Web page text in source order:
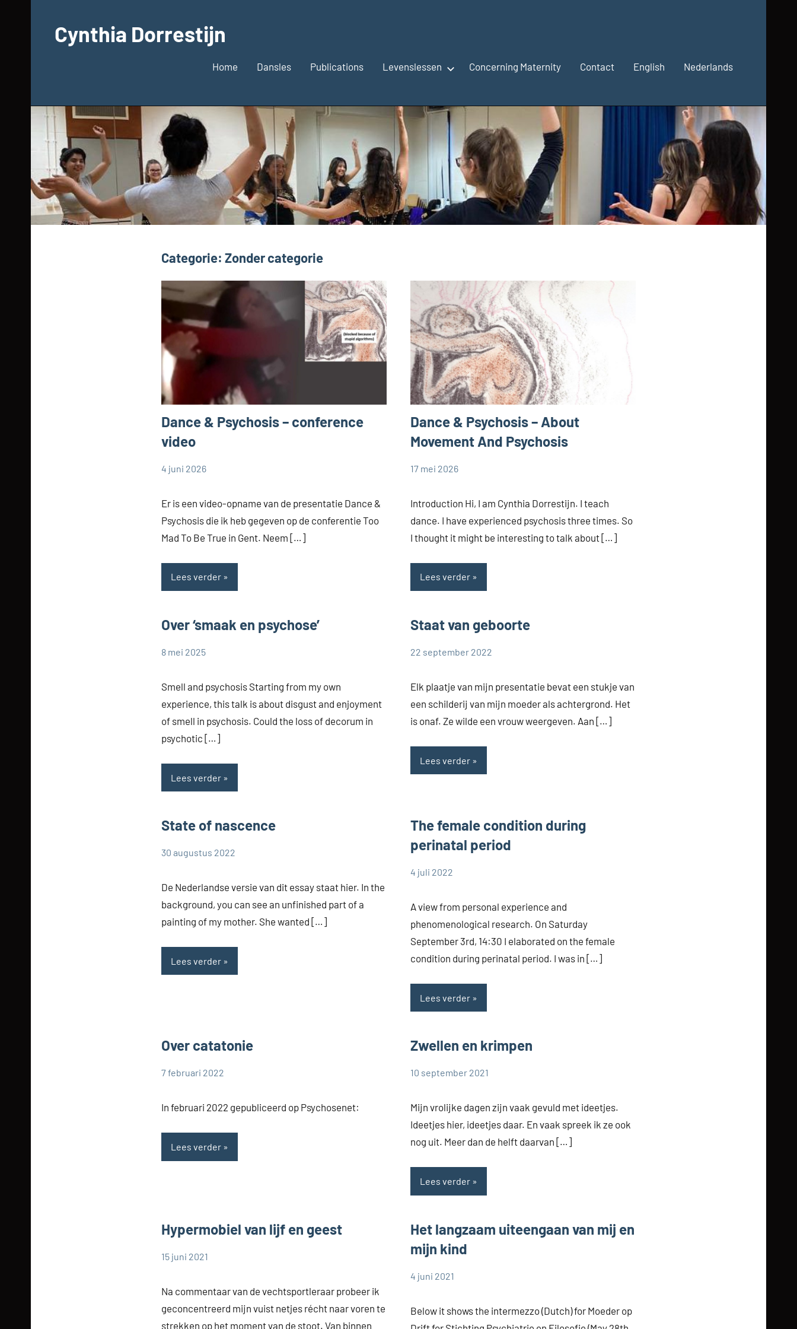
Cynthia Dorrestijn
Home Dansles Publications Levenslessen Concerning Maternity Contact English Nederlands
Categorie: Zonder categorie
Dance & Psychosis – conference
video
Zonder
4 juni 2026
Cynthia
Er is een video-opname van de presentatie Dance &
Psychosis die ik heb gegeven op de conferentie Too
Mad To Be True in Gent. Neem […]
Lees verder
Dance & Psychosis – About
Movement And Psychosis
17 mei 2026
Introduction Hi, I am Cynthia Dorrestijn. I teach
dance. I have experienced psychosis three times. So
I thought it might be interesting to talk about […]
Lees verder
Over ‘smaak en psychose’
8 mei 2025
Smell and psychosis Starting from my own
experience, this talk is about disgust and enjoyment
of smell in psychosis. Could the loss of decorum in
psychotic […]
Lees verder
Staat van geboorte
Zonder
22 september 2022
Cynthia
Elk plaatje van mijn presentatie bevat een stukje van
een schilderij van mijn moeder als achtergrond. Het
is onaf. Ze wilde een vrouw weergeven. Aan […]
Lees verder
State of nascence
30 augustus 2022
Cynthia
De Nederlandse versie van dit essay staat hier. In the
background, you can see an unfinished part of a
painting of my mother. She wanted […]
Lees verder
The female condition during
perinatal period
4 juli 2022
Cynthia
A view from personal experience and
phenomenological research. On Saturday
September 3rd, 14:30 I elaborated on the female
condition during perinatal period. I was in […]
Lees verder
Over catatonie
7 februari 2022
In februari 2022 gepubliceerd op Psychosenet:
Lees verder
Zwellen en krimpen
10 september 2021
Cynthia
Mijn vrolijke dagen zijn vaak gevuld met ideetjes.
Ideetjes hier, ideetjes daar. En vaak spreek ik ze ook
nog uit. Meer dan de helft daarvan […]
Lees verder
Hypermobiel van lijf en geest
Zonder
15 juni 2021
Cynthia
Na commentaar van de vechtsportleraar probeer ik
geconcentreerd mijn vuist netjes récht naar voren te
strekken op het moment van de stoot. Van binnen
Het langzaam uiteengaan van mij en
mijn kind
Zonder
4 juni 2021
Cynthia
Below it shows the intermezzo (Dutch) for Moeder op